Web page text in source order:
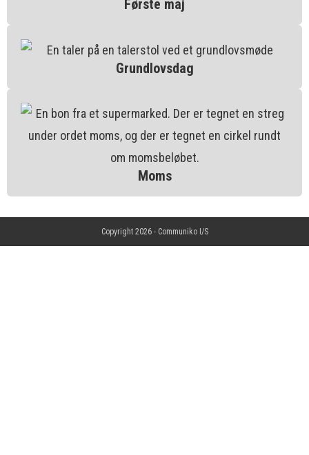
Første maj
Grundlovsdag
Moms
Copyright 2026 - Communiko I/S